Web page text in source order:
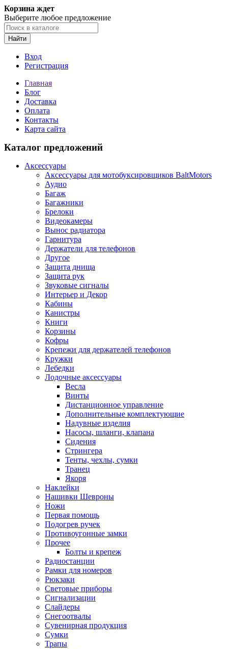
Корзина ждет
Выберите любое предложение
Найти
Вход
Регистрация
Главная
Блог
Доставка
Оплата
Контакты
Карта сайта
Каталог предложений
Аксессуары
Аксессуары для мотобуксировщиков BaltMotors
Аудио
Багаж
Багажники
Брелоки
Видеокамеры
Вынос радиатора
Гарнитура
Держатели для телефонов
Другое
Защита днища
Защита рук
Звуковые сигналы
Интерьер и Декор
Кабины
Канистры
Книги
Корзины
Кофры
Крепежи для держателей телефонов
Кружки
Лебедки
Лодочные аксессуары
Весла
Винты
Дистанционное управление
Дополнительные комплектующие
Надувные изделия
Насосы, шланги, клапана
Сидения
Стрингера
Тенты, чехлы, сумки
Транец
Якоря
Наклейки
Нашивки Шевроны
Ножи
Первая помощь
Подогрев ручек
Противоугонные замки
Прочее
Болты и крепеж
Радиостанции
Рамки для номеров
Рюкзаки
Световые приборы
Сигнализации
Слайдеры
Снегоотвалы
Сувенирная продукция
Сумки
Трапы